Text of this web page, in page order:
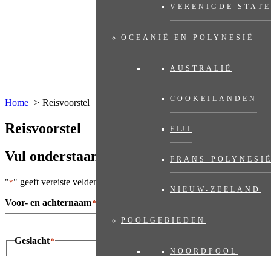
VERENIGDE
OCEANIË EN POLYNESIË
AUSTRALIË
COOKEILANDEN
FIJI
FRANS-
NIEUW-ZEELAND
POOLGEBIEDEN
NOORDPOOL
Home Reisvoorstel
Reisvoorstel
Vul onderstaand formulier in
"*" geeft vereiste velden aan
Voor- en achternaam*
Geslacht*